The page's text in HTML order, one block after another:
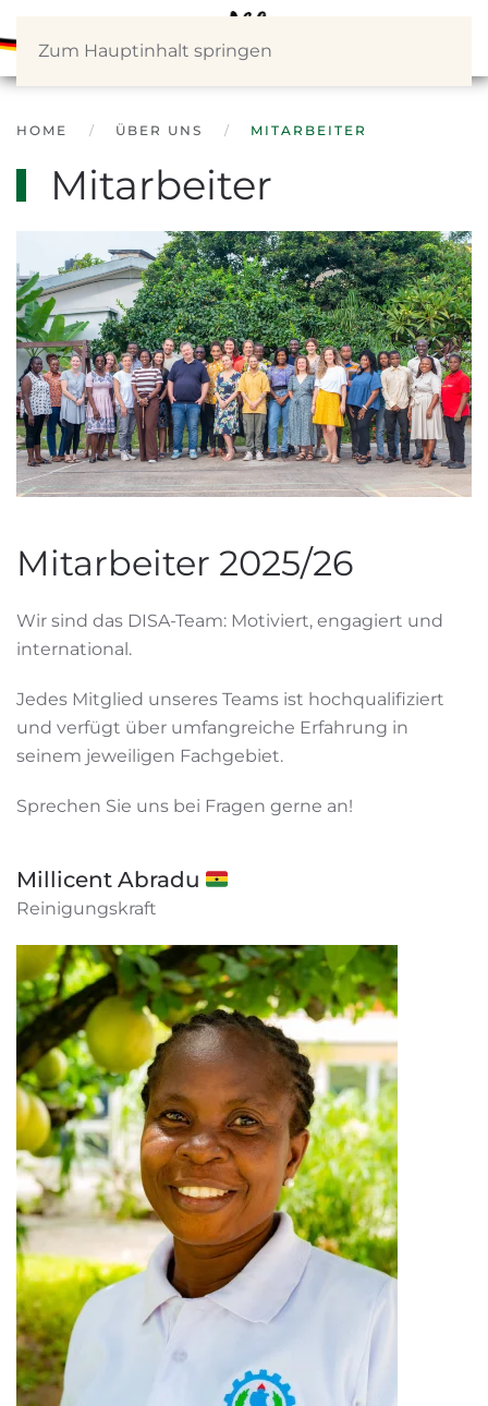
Zum Hauptinhalt springen
HOME ÜBER UNS MITARBEITER
Mitarbeiter
Mitarbeiter 2025/26
Wir sind das DISA-Team: Motiviert, engagiert und
international.
Jedes Mitglied unseres Teams ist hochqualifiziert
und verfügt über umfangreiche Erfahrung in
seinem jeweiligen Fachgebiet.
Sprechen Sie uns bei Fragen gerne an!
Millicent Abradu 🇬🇭
Reinigungskraft